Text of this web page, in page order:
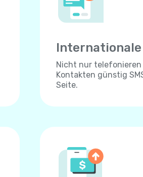
Internationale
Nicht nur
Kontakten günstig
Seite.